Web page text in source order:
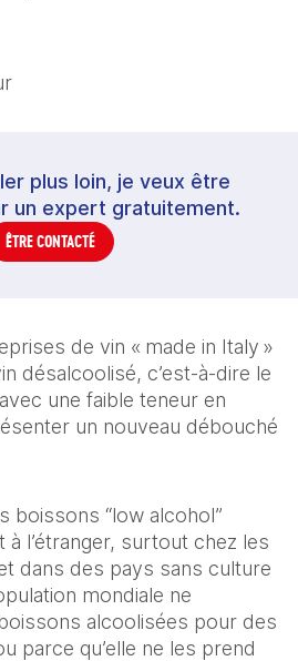
plus loin, je veux être
un expert gratuitement.
ÊTRE CONTACTÉ
de vin « made in Italy »
désalcoolisé, c’est-à-dire le
une faible teneur en
un nouveau débouché
boissons “low alcohol”
à l’étranger, surtout chez les
dans des pays sans culture
mondiale ne
alcoolisées pour des
parce qu’elle ne les prend